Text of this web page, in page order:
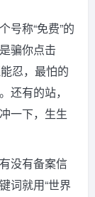
号称“免费”的
骗你点击
忍，最怕的
有的站，
一下，生生
没有备案信
词就用“世界